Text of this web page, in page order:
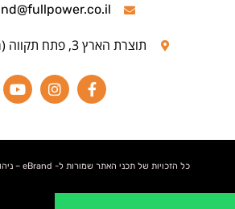
תוצרת הארץ 3, פתח תקווה (מגדלי ב.ס.ר)
כל הזכויות של תכני האתר שמורות ל- eBrand – ניהול מוניטין באינטרנט Ⓒ